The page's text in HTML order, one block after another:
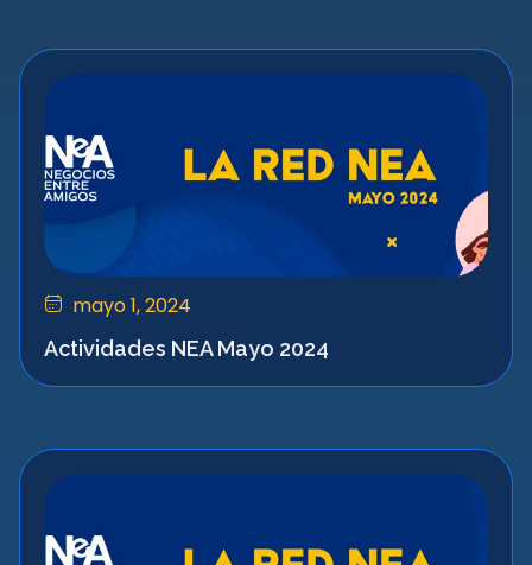
mayo 1, 2024
Actividades NEA Mayo 2024